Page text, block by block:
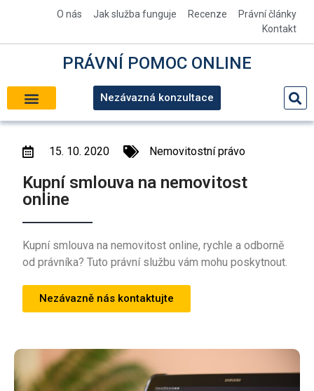
O nás Jak služba funguje Recenze
Právní články
Kontakt
PRÁVNÍ POMOC ONLINE
Nezávazná konzultace
15. 10. 2020 Nemovitostní právo
Kupní smlouva na nemovitost
online
Kupní smlouva na nemovitost online, rychle a odborně
od právníka? Tuto právní službu vám mohu poskytnout.
Nezávazně nás kontaktujte